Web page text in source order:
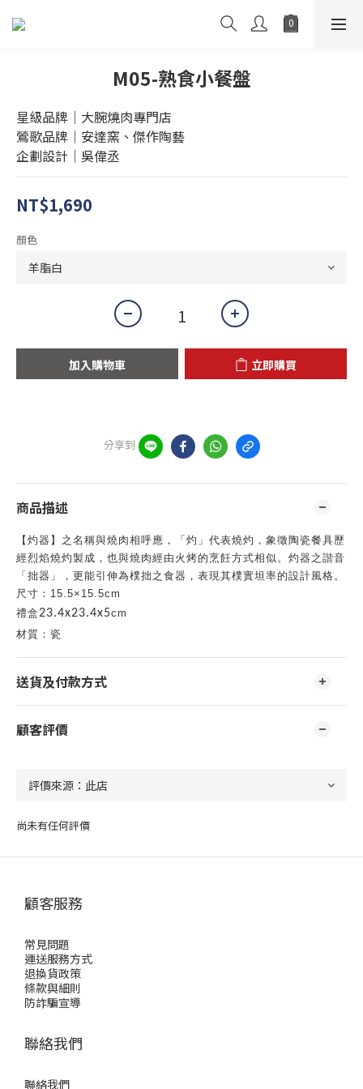
M05-熟食小餐盤
星級品牌｜大腕燒肉專門店
鶯歌品牌｜安達窯、傑作陶藝
企劃設計｜吳偉丞
NT$1,690
顏色
加入購物車 立即購買
分享到
商品描述
【灼器】之名稱與燒肉相呼應，「灼」代表燒灼，象徵陶瓷餐具歷
經烈焰燒灼製成，也與燒肉經由火烤的烹飪方式相似。灼器之諧音
「拙器」，更能引伸為樸拙之食器，表現其樸實坦率的設計風格。
尺寸： 15.5×15.5cm
禮盒23.4x23.4x5cm
材質：瓷
送貨及付款方式
顧客評價
尚未有任何評價
顧客服務
常見問題
運送服務方式
退換貨政策
條款與細則
防詐騙宣導
聯絡我們
聯絡我們